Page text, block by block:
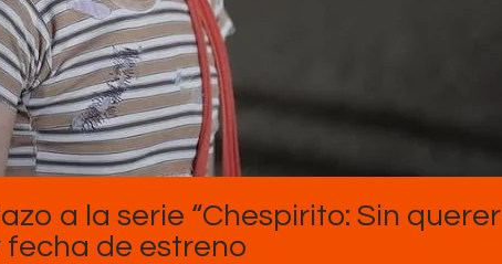
a la serie “Chespirito: Sin querer
fecha de estreno